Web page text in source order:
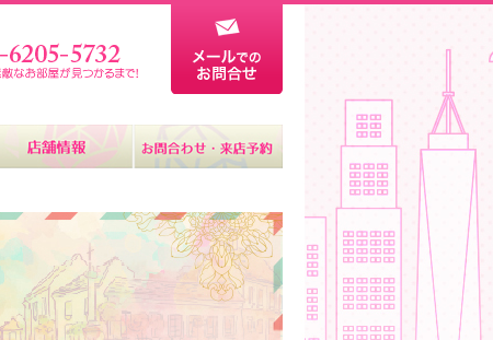
新着物件情報